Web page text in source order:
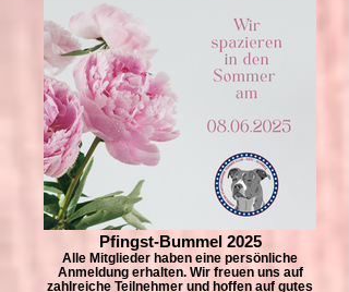
Pfingst-Bummel 2025
Alle Mitglieder haben eine persönliche
Anmeldung erhalten. Wir freuen uns auf
zahlreiche Teilnehmer und hoffen auf gutes